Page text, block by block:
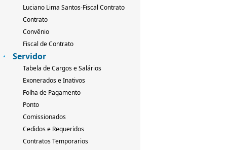
Luciano Lima Santos-Fiscal Contrato
Contrato
Convênio
Fiscal de Contrato
Servidor
Tabela de Cargos e Salários
Exonerados e Inativos
Folha de Pagamento
Ponto
Comissionados
Cedidos e Requeridos
Contratos Temporarios